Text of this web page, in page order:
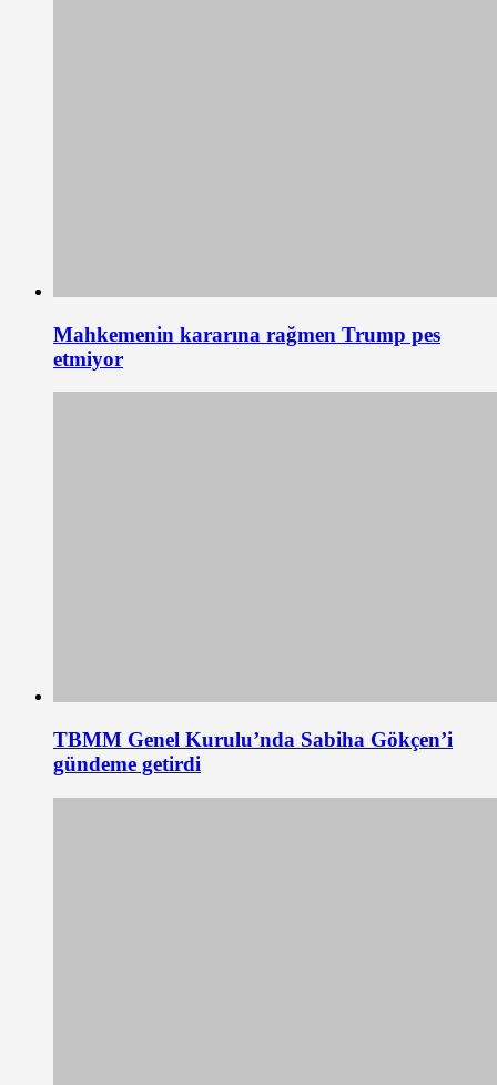
Mahkemenin kararına rağmen Trump pes
etmiyor
TBMM Genel Kurulu’nda Sabiha Gökçen’i
gündeme getirdi